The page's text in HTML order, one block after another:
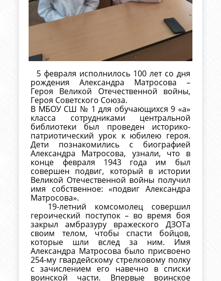
5 февраля исполнилось 100 лет со дня
рождения Александра Матросова –
Героя Великой Отечественной войны,
Героя Советского Союза.
В МБОУ СШ № 1 для обучающихся 9 «а»
класса сотрудниками центральной
библиотеки был проведен историко-
патриотический урок к юбилею героя.
Дети познакомились с биографией
Александра Матросова, узнали, что в
конце февраля 1943 года им был
совершен подвиг, который в истории
Великой Отечественной войны получил
имя собственное: «подвиг Александра
Матросова».
19-летний комсомолец совершил
героический поступок – во время боя
закрыл амбразуру вражеского ДЗОТа
своим телом, чтобы спасти бойцов,
которые шли вслед за ним. Имя
Александра Матросова было присвоено
254-му гвардейскому стрелковому полку
с зачислением его навечно в списки
воинской части. Впервые воинское